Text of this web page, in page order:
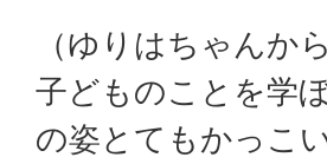
（ゆりはちゃんか
子どものことを学
の姿とてもかっこ